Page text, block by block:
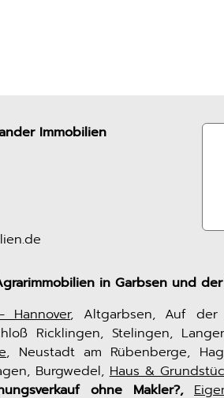
Immobilien
in Garbsen und der
Hannover, Altgarbsen, Auf der
Ricklingen, Stelingen,
, Neustadt am Rübenberge,
Burgwedel,Haus &
ohne Makler?,